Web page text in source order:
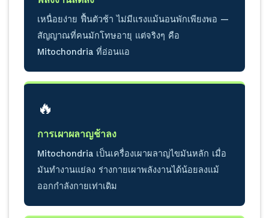
เหนื่อยง่าย ฟื้นตัวช้า ไม่มีแรงแม้นอนพักเพียงพอ —
สัญญาณที่คนมักโทษอายุ แต่จริงๆ คือ
Mitochondria ที่อ่อนแอ
🔥
การเผาผลาญช้าลง
Mitochondria เป็นเครื่องเผาผลาญไขมันหลัก เมื่อ
มันทำงานแย่ลง ร่างกายเผาพลังงานได้น้อยลงแม้
ออกกำลังกายเท่าเดิม